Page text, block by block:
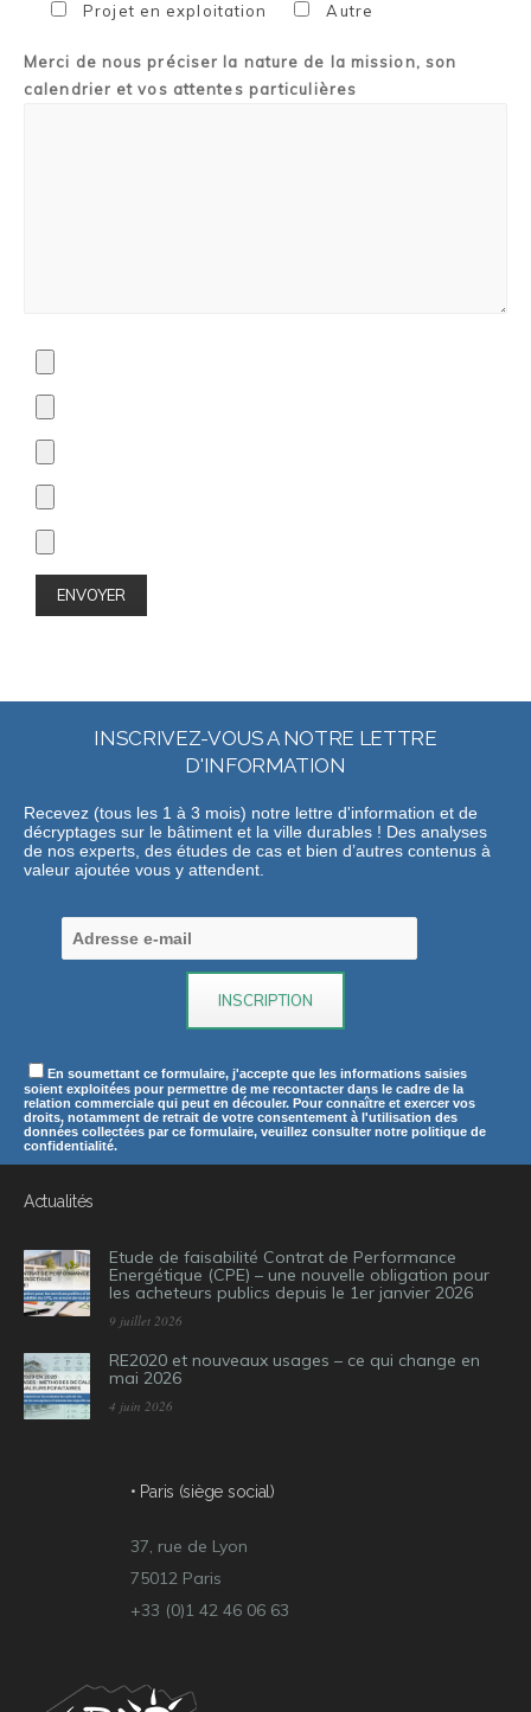
Projet en exploitation
Autre
Merci de nous préciser la nature de la mission, son
calendrier et vos attentes particulières
INSCRIVEZ-VOUS A NOTRE LETTRE
D'INFORMATION
Recevez (tous les 1 à 3 mois) notre lettre d'information et de
décryptages sur le bâtiment et la ville durables ! Des analyses
de nos experts, des études de cas et bien d’autres contenus à
valeur ajoutée vous y attendent.
En soumettant ce formulaire, j'accepte que les informations saisies
soient exploitées pour permettre de me recontacter dans le cadre de la
relation commerciale qui peut en découler. Pour connaître et exercer vos
droits, notamment de retrait de votre consentement à l'utilisation des
données collectées par ce formulaire, veuillez consulter notre politique de
confidentialité.
Actualités
Etude de faisabilité Contrat de Performance
Energétique (CPE) – une nouvelle obligation pour
les acheteurs publics depuis le 1er janvier 2026
9 juillet 2026
RE2020 et nouveaux usages – ce qui change en
mai 2026
4 juin 2026
• Paris (siège social)
37, rue de Lyon
75012 Paris
+33 (0)1 42 46 06 63